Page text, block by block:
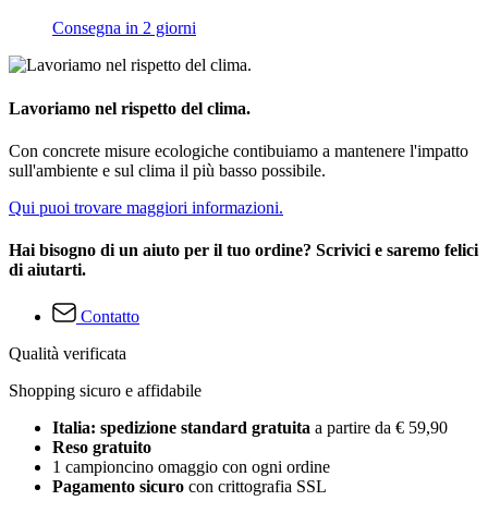
Consegna in 2 giorni
Lavoriamo nel rispetto del clima.
Con concrete misure ecologiche contibuiamo a mantenere l'impatto
sull'ambiente e sul clima il più basso possibile.
Qui puoi trovare maggiori informazioni.
Hai bisogno di un aiuto per il tuo ordine? Scrivici e saremo felici
di aiutarti.
Contatto
Qualità verificata
Shopping sicuro e affidabile
Italia: spedizione standard gratuita a partire da € 59,90
Reso gratuito
1 campioncino omaggio con ogni ordine
Pagamento sicuro con crittografia SSL